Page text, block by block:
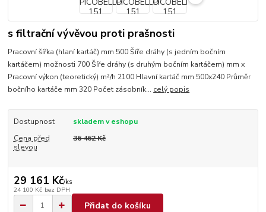
s filtrační vývěvou proti prašnosti
Pracovní šířka (hlaní kartáč) mm 500 Šíře dráhy (s jedním bočním
kartáčem) možnosti 700 Šíře dráhy (s druhým bočním kartáčem) mm x
Pracovní výkon (teoretický) m²/h 2100 Hlavní kartáč mm 500x240 Průměr
bočního kartáče mm 320 Počet zásobník... celý popis
Dostupnost
skladem v eshopu
Cena před
slevou
36 462 Kč
29 161 Kč/ks
24 100 Kč bez DPH
Přidat do košíku